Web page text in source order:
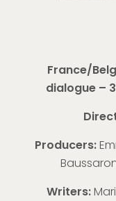
France/
dialogue –
Producers:
Writers: